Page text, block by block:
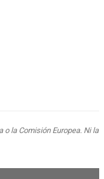
la Comisión Europea. Ni la